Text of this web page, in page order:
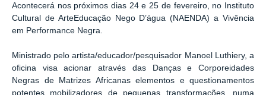
Acontecerá nos próximos dias 24 e 25 de fevereiro, no Instituto
Cultural de ArteEducação Nego D’água (NAENDA) a Vivência
em Performance Negra.
Ministrado pelo artista/educador/pesquisador Manoel Luthiery, a
oficina visa acionar através das Danças e Corporeidades
Negras de Matrizes Africanas elementos e questionamentos
potentes mobilizadores de pequenas transformações, numa